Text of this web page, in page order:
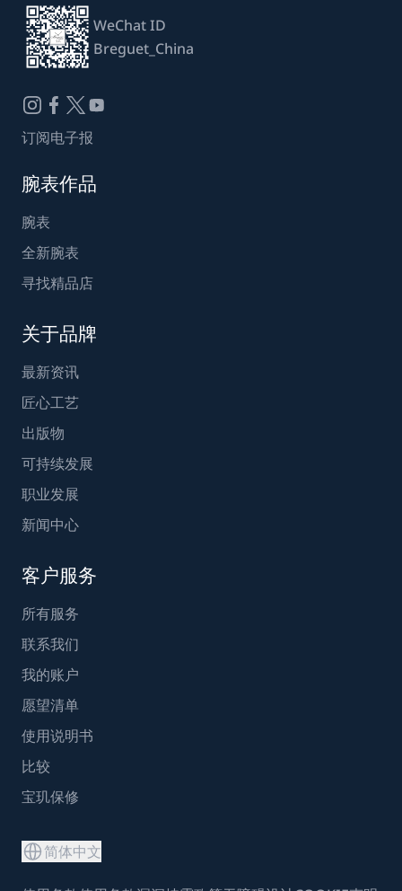
WeChat ID
Breguet_China
订阅电子报
腕表作品
腕表
全新腕表
寻找精品店
关于品牌
最新资讯
匠心工艺
出版物
可持续发展
职业发展
新闻中心
客户服务
所有服务
联系我们
我的账户
愿望清单
使用说明书
比较
宝玑保修
简体中文